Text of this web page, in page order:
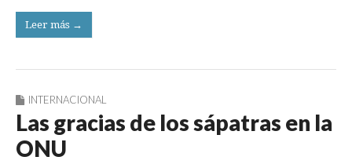
Leer más →
INTERNACIONAL
Las gracias de los sápatras en la
ONU